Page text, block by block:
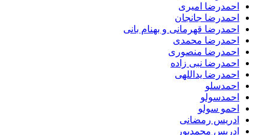
احمدرضا امیری
احمدرضا جانجان
احمدرضا قهرمانی و بهنام بانی
احمدرضا محمدی
احمدرضا منصوری
احمدرضا نبی زاده
احمدرضا یداللهی
احمدسلو
احمدسولو
احمو سولو
ادریس رمضانی
ادریس محمدپور